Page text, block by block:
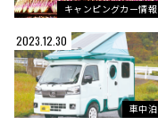
キャンピングカー情報
2023.12.30
車中泊